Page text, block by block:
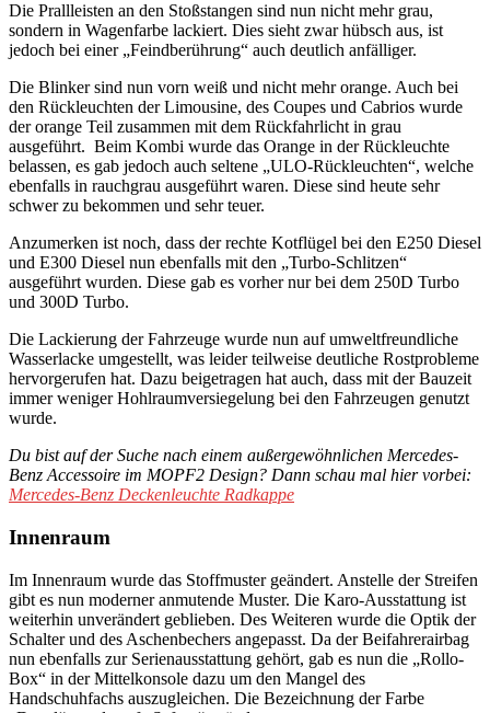
Die Prallleisten an den Stoßstangen sind nun nicht mehr grau,
sondern in Wagenfarbe lackiert. Dies sieht zwar hübsch aus, ist
jedoch bei einer „Feindberührung“ auch deutlich anfälliger.
Die Blinker sind nun vorn weiß und nicht mehr orange. Auch bei
den Rückleuchten der Limousine, des Coupes und Cabrios wurde
der orange Teil zusammen mit dem Rückfahrlicht in grau
ausgeführt. Beim Kombi wurde das Orange in der Rückleuchte
belassen, es gab jedoch auch seltene „ULO-Rückleuchten“, welche
ebenfalls in rauchgrau ausgeführt waren. Diese sind heute sehr
schwer zu bekommen und sehr teuer.
Anzumerken ist noch, dass der rechte Kotflügel bei den E250 Diesel
und E300 Diesel nun ebenfalls mit den „Turbo-Schlitzen“
ausgeführt wurden. Diese gab es vorher nur bei dem 250D Turbo
und 300D Turbo.
Die Lackierung der Fahrzeuge wurde nun auf umweltfreundliche
Wasserlacke umgestellt, was leider teilweise deutliche Rostprobleme
hervorgerufen hat. Dazu beigetragen hat auch, dass mit der Bauzeit
immer weniger Hohlraumversiegelung bei den Fahrzeugen genutzt
wurde.
Du bist auf der Suche nach einem außergewöhnlichen Mercedes-
Benz Accessoire im MOPF2 Design? Dann schau mal hier vorbei:
Mercedes-Benz Deckenleuchte Radkappe
Innenraum
Im Innenraum wurde das Stoffmuster geändert. Anstelle der Streifen
gibt es nun moderner anmutende Muster. Die Karo-Ausstattung ist
weiterhin unverändert geblieben. Des Weiteren wurde die Optik der
Schalter und des Aschenbechers angepasst. Da der Beifahrerairbag
nun ebenfalls zur Serienausstattung gehört, gab es nun die „Rollo-
Box“ in der Mittelkonsole dazu um den Mangel des
Handschuhfachs auszugleichen. Die Bezeichnung der Farbe